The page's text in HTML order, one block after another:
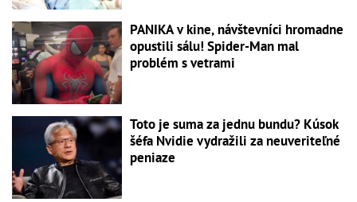
PANIKA v kine, návštevníci hromadne
opustili sálu! Spider-Man mal
problém s vetrami
Toto je suma za jednu bundu? Kúsok
šéfa Nvidie vydražili za neuveriteľné
peniaze